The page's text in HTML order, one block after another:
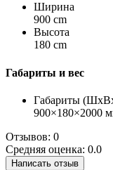
Ширина
900 cm
Высота
180 cm
Габариты и вес
Габариты
900×180×2000
Отзывов: 0
Средняя оценка: 0.0
Написать отзыв